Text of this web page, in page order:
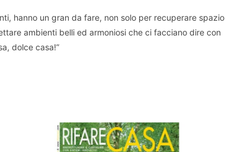
hanno un gran da fare, non solo per recuperare spazio
ambienti belli ed armoniosi che ci facciano dire con
dolce casa!”